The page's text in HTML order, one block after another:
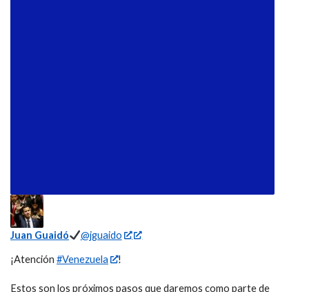
Juan Guaidó @jguaido
¡Atención #Venezuela !
Estos son los próximos pasos que daremos como parte de